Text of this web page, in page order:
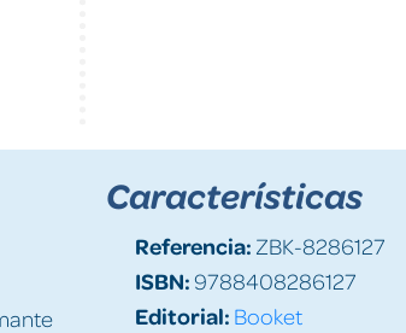
Características
Referencia: ZBK-8286127
ISBN:9788408286127
Editorial: Booket